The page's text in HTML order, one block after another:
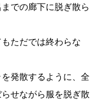
での廊下に脱ぎ散ら
ただでは終わらな
発散するように、全
せながら服を脱ぎ散